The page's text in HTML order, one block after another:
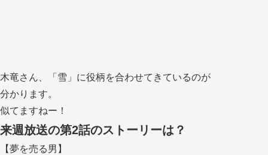
木竜さん、「雪」に役柄を合わせてきているのが
分かります。
似てますねー！
来週放送の第2話のストーリーは？
【夢を売る男】